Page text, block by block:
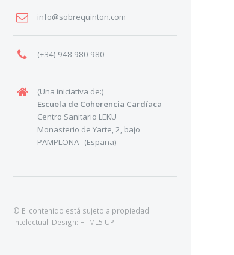
info@sobrequinton.com
(+34) 948 980 980
(Una iniciativa de:)
Escuela de Coherencia Cardíaca
Centro Sanitario LEKU
Monasterio de Yarte, 2, bajo
PAMPLONA (España)
© El contenido está sujeto a propiedad
intelectual. Design: HTML5 UP.